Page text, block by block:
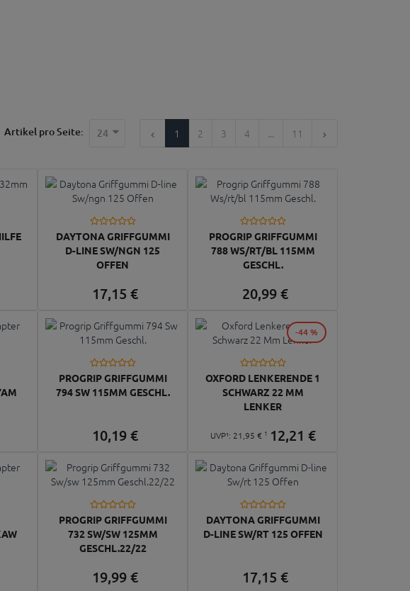
Artikel pro Seite: 24 1 2 3 4 ... 11
DAYTONA GRIFFGUMMI
D-LINE SW/NGN 125
OFFEN
17,15 €
PROGRIP GRIFFGUMMI
788 WS/RT/BL 115MM
GESCHL.
20,99 €
PROGRIP GRIFFGUMMI
794 SW 115MM GESCHL.
10,19 €
OXFORD LENKERENDE 1
SCHWARZ 22 MM
LENKER
UVP¹: 21, 95 € 1 12,21 €
-44 %
PROGRIP GRIFFGUMMI
732 SW/SW 125MM
GESCHL.22/22
19,99 €
DAYTONA GRIFFGUMMI
D-LINE SW/RT 125 OFFEN
17,15 €